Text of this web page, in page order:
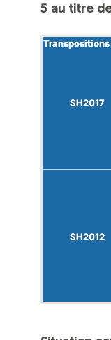
5 au titre
Transpositions
Transpositions
SH2017
SH2017
SH2012
SH2012